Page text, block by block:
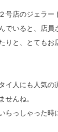
号店のジェラー
でいると、店
りと、とても
イ人にも人気
せんね。
らっしゃった時